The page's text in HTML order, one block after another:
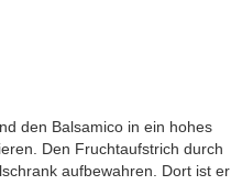
den Balsamico in ein hohes
Den Fruchtaufstrich durch
aufbewahren. Dort ist er